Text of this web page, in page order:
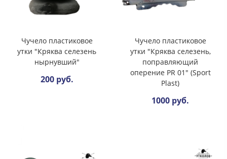
Чучело пластиковое
утки "Кряква селезень
нырнувший"
200 руб.
Чучело пластиковое
утки "Кряква селезень,
поправляющий
оперение PR 01" (Sport
Plast)
1000 руб.